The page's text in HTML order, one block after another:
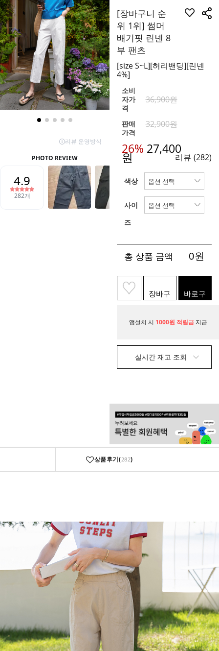
[장바구니 순
위 1위] 썸머
배기핏 린넨 8
부 팬츠
[size S~L][허리밴딩][린넨
4%]
소비
자가
격
36,900원
판매
가격
32,900원
26% 27,400
원 리뷰 (282)
색상
사이
즈
총 상품 금액 0원
장바구
니
바로구
매
앱설치 시 1000원 적립금 지급
실시간 재고 조회
상품후기(282)